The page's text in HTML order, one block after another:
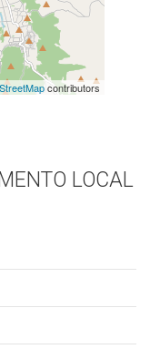
contributors
LOCAL